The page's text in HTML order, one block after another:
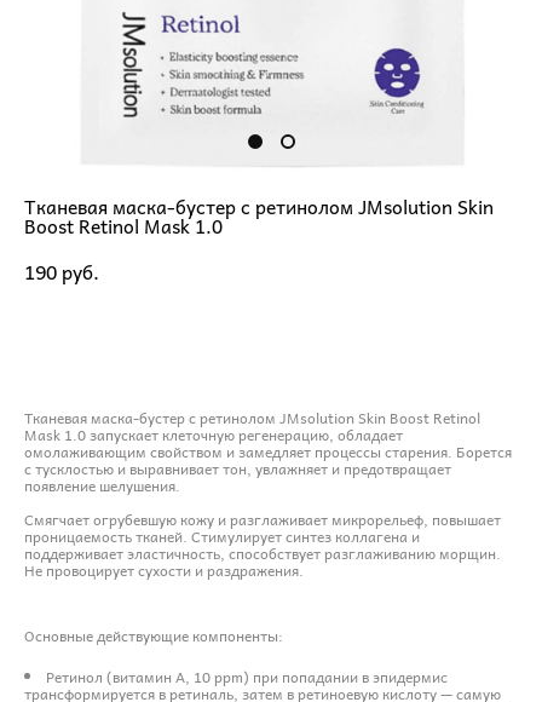
Тканевая маска-бустер с ретинолом JMsolution Skin
Boost Retinol Mask 1.0
190 pуб.
Тканевая маска-бустер с ретинолом JMsolution Skin Boost Retinol
Mask 1.0 запускает клеточную регенерацию, обладает
омолаживающим свойством и замедляет процессы старения. Борется
с тусклостью и выравнивает тон, увлажняет и предотвращает
появление шелушения.
Смягчает огрубевшую кожу и разглаживает микрорельеф, повышает
проницаемость тканей. Стимулирует синтез коллагена и
поддерживает эластичность, способствует разглаживанию морщин.
Не провоцирует сухости и раздражения.
Основные действующие компоненты:
Ретинол (витамин A, 10 ppm) при попадании в эпидермис
трансформируется в ретиналь, затем в ретиноевую кислоту — самую